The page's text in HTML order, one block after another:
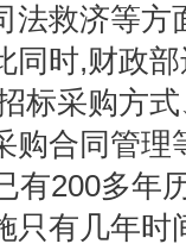
法救济等方
同时,财政
标采购方
购合同管理
200多年
只有几年时